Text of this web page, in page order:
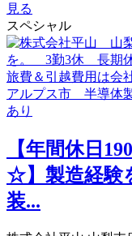
見る
スペシャル
【年間休日
☆】製造経験
装...